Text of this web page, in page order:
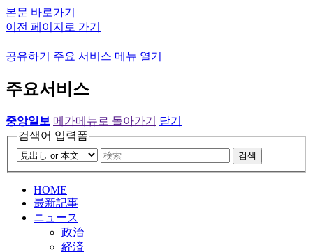
본문 바로가기
이전 페이지로 가기
공유하기 주요 서비스 메뉴 열기
주요서비스
중앙일보 메가메뉴로 돌아가기
닫기
검색어 입력폼
검색
HOME
最新記事
ニュース
政治
経済